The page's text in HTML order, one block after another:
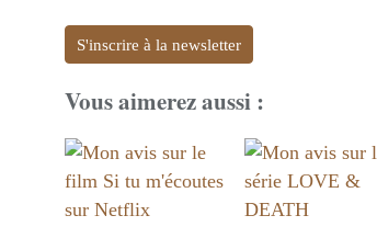
S'inscrire à la newsletter
Vous aimerez aussi :